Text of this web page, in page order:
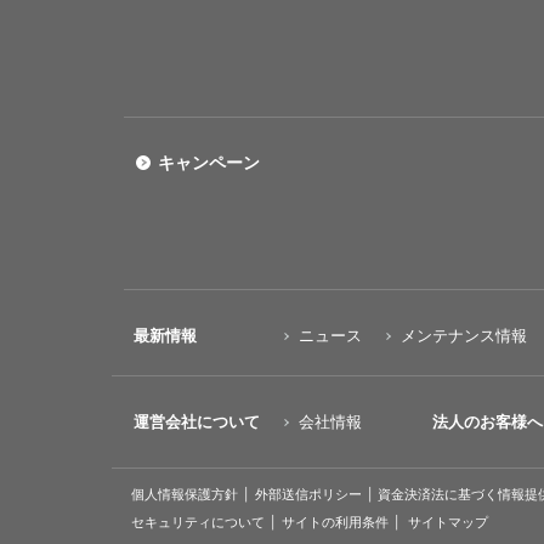
キャンペーン
最新情報 ニュース メンテナンス情報
運営会社について 会社情報 法人のお客様へ
個人情報保護方針 外部送信ポリシー 資金決済法に基づく情報提
セキュリティについて
サイトの利用条件 サイトマップ